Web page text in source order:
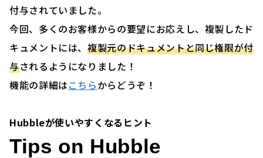
付与されていました。
今回、多くのお客様からの要望にお応えし、複製したド
キュメントには、複製元のドキュメントと同じ権限が付
与されるようになりました！
機能の詳細はこちらからどうぞ！
Hubbleが使いやすくなるヒント
Tips on Hubble